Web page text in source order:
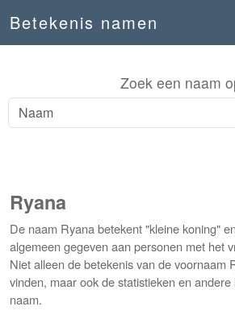
Betekenis namen
Zoek een naam
Ryana
De naam Ryana betekent "kleine koning"
algemeen gegeven aan personen met het
Niet alleen de betekenis van de voornaam
vinden, maar ook de statistieken en
naam.